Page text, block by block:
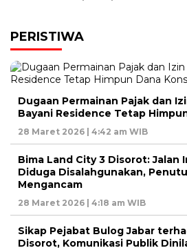
PERISTIWA
Dugaan Permainan Pajak dan
Bayani Residence Tetap
28 Maret 2026 | 4:42 am WIB
Bima Land City 3 Disorot: Jalan
Diduga Disalahgunakan,
Mengancam
28 Maret 2026 | 4:18 am WIB
Sikap Pejabat Bulog Jabar
Disorot, Komunikasi Publik